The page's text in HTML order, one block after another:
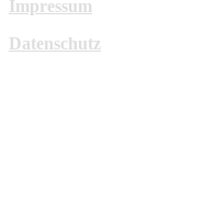
Impressum
Datenschutz